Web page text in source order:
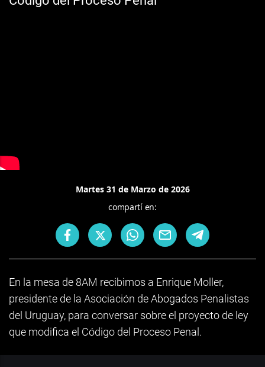
Martes 31 de Marzo de 2026
compartí en:
En la mesa de 8AM recibimos a Enrique Moller,
presidente de la Asociación de Abogados Penalistas
del Uruguay, para conversar sobre el proyecto de ley
que modifica el Código del Proceso Penal.